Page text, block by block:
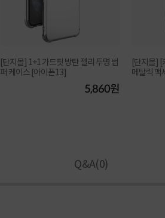
[단지몰] 1+1 가드핏 방탄 젤리 투명 범
퍼 케이스 [아이폰13]
5,860원
[단지몰] [
메탈릭 맥
Q&A(0)